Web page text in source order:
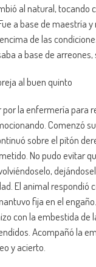
al natural,
a base de maestría
de las
a base de
al buen quinto
la enfermería para
Comenzó
sobre el pitón
No pudo evitar
El animal
fija en el
con la embestida
Acompañó la
y acierto.